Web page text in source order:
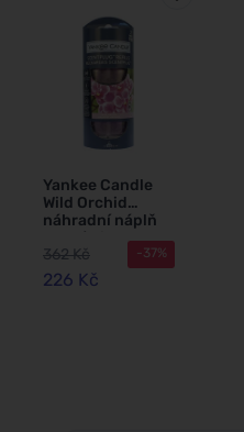
Yankee Candle
Wild Orchid
náhradní náplň
elektrické
zásuvky 2 ks
362 Kč
226 Kč
-37%